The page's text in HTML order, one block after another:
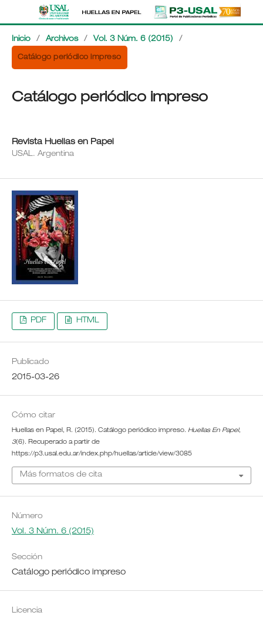
Inicio / Archivos / Vol. 3 Núm. 6 (2015) /
Catálogo periódico impreso
Catálogo periódico impreso
Revista Huellas en Papel
USAL. Argentina
PDF HTML
Publicado
2015-03-26
Cómo citar
Huellas en Papel, R. (2015). Catálogo periódico impreso. Huellas En Papel,
3(6). Recuperado a partir de
https://p3.usal.edu.ar/index.php/huellas/article/view/3085
Más formatos de cita
Número
Vol. 3 Núm. 6 (2015)
Sección
Catálogo periódico impreso
Licencia